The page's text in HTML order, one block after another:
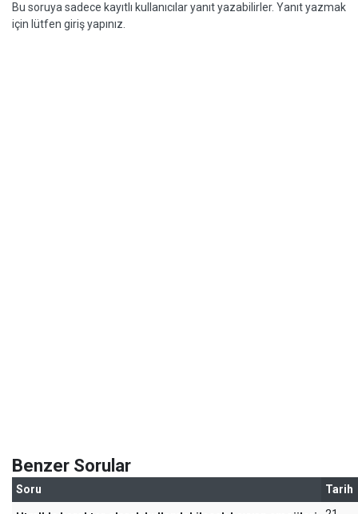
Bu soruya sadece kayıtlı kullanıcılar yanıt yazabilirler. Yanıt yazmak
için lütfen giriş yapınız.
Benzer Sorular
Soru Tarih